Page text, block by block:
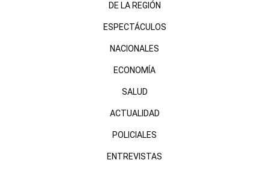
DE LA REGIÓN
ESPECTÁCULOS
NACIONALES
ECONOMÍA
SALUD
ACTUALIDAD
POLICIALES
ENTREVISTAS